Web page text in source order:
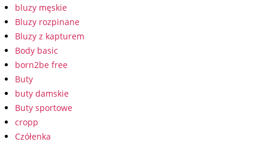
bluzy męskie
Bluzy rozpinane
Bluzy z kapturem
Body basic
born2be free
Buty
buty damskie
Buty sportowe
cropp
Czółenka